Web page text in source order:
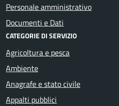
Personale amministrativo
Documenti e Dati
CATEGORIE DI SERVIZIO
Agricoltura e pesca
Ambiente
Anagrafe e stato civile
Appalti pubblici